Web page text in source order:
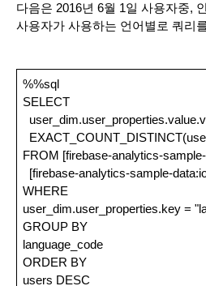
다음은 2016년 6월 1일 사용자중,
사용자가 사용하는 언어별로 쿼리
%%sql
SELECT
FROM [firebase-analytics-
[firebase-analytics-sample-
WHERE
user_dim.user_properties.key =
GROUP BY
language_code
ORDER BY
users DESC